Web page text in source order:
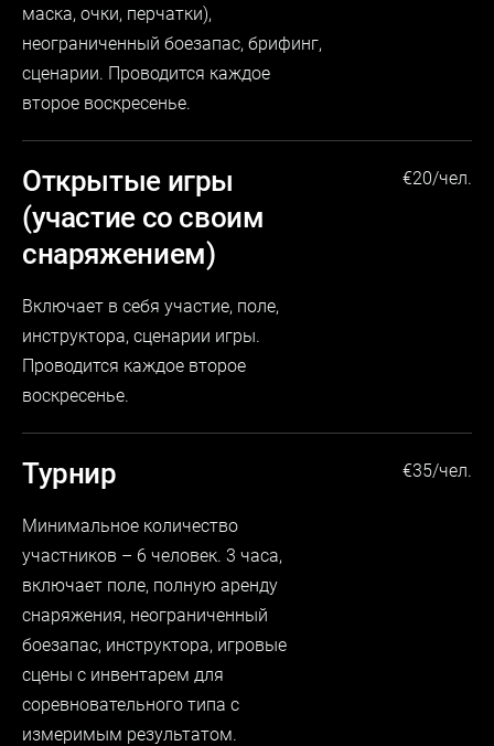
маска, очки, перчатки),
неограниченный боезапас, брифинг,
сценарии. Проводится каждое
второе воскресенье.
Открытые игры
(участие со своим
снаряжением)
Включает в себя участие, поле,
инструктора, сценарии игры.
Проводится каждое второе
воскресенье.
€20/чел.
Турнир
Минимальное количество
участников – 6 человек. 3 часа,
включает поле, полную аренду
снаряжения, неограниченный
боезапас, инструктора, игровые
сцены с инвентарем для
соревновательного типа с
измеримым результатом.
€35/чел.